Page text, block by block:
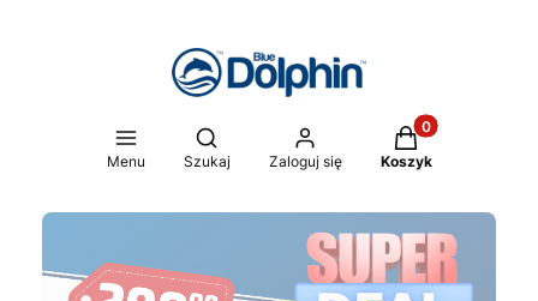
Menu
Otwórz wyszukiwarkę
Szukaj Zaloguj się
Produkty w
Koszyk